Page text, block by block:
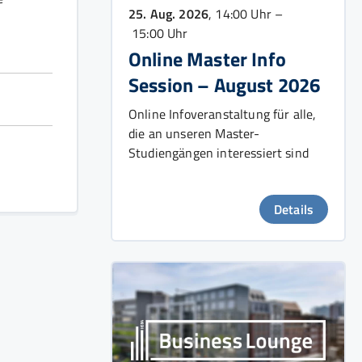
25. Aug. 2026, 14:00 Uhr –
15:00 Uhr
Online Master Info
Session – August 2026
Online Infoveranstaltung für alle,
die an unseren Master-
Studiengängen interessiert sind
Details